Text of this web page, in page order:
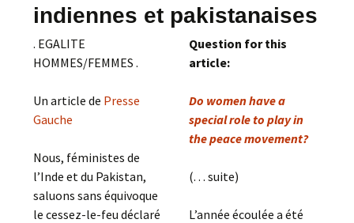
indiennes et pakistanaises
. EGALITE
HOMMES/FEMMES .
Un article de Presse
Gauche
Nous, féministes de
l’Inde et du Pakistan,
saluons sans équivoque
le cessez-le-feu déclaré
Question for this
article:
Do women have a
special role to play in
the peace movement?
(. . . suite)
L’année écoulée a été